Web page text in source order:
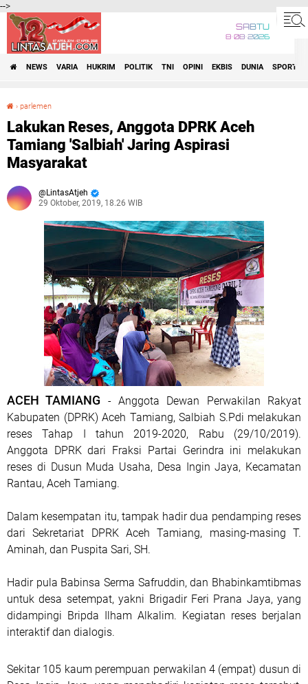
-->
SABTU
8•08•2026
NEWS VARIA HUKRIM POLITIK TNI OPINI EKBIS DUNIA SPORT
› parlemen
Lakukan Reses, Anggota DPRK Aceh
Tamiang 'Salbiah' Jaring Aspirasi
Masyarakat
LintasAtjeh
29 Oktober, 2019, 18.26 WIB
ACEH TAMIANG - Anggota Dewan Perwakilan Rakyat
Kabupaten (DPRK) Aceh Tamiang, Salbiah S.Pdi melakukan
reses Tahap I tahun 2019-2020, Rabu (29/10/2019).
Anggota DPRK dari Fraksi Partai Gerindra ini melakukan
reses di Dusun Muda Usaha, Desa Ingin Jaya, Kecamatan
Rantau, Aceh Tamiang.
Dalam kesempatan itu, tampak hadir dua pendamping reses
dari Sekretariat DPRK Aceh Tamiang, masing-masing T.
Aminah, dan Puspita Sari, SH.
Hadir pula Babinsa Serma Safruddin, dan Bhabinkamtibmas
untuk desa setempat, yakni Brigadir Feri Prana Jaya, yang
didampingi Bripda Ilham Alkalim. Kegiatan reses berjalan
interaktif dan dialogis.
Sekitar 105 kaum perempuan perwakilan 4 (empat) dusun di